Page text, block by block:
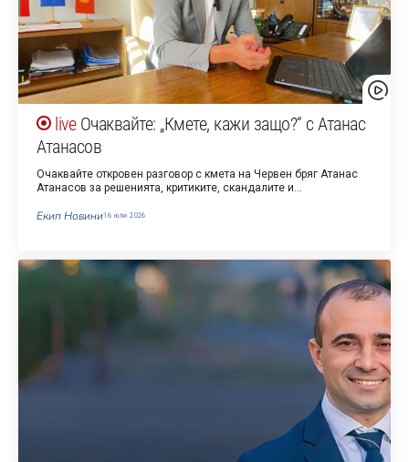
Очаквайте: „Кмете, кажи защо?“ с Атанас
Атанасов
Очаквайте откровен разговор с кмета на Червен бряг Атанас
Атанасов за решенията, критиките, скандалите и…
Екип Новини16 юли 2026